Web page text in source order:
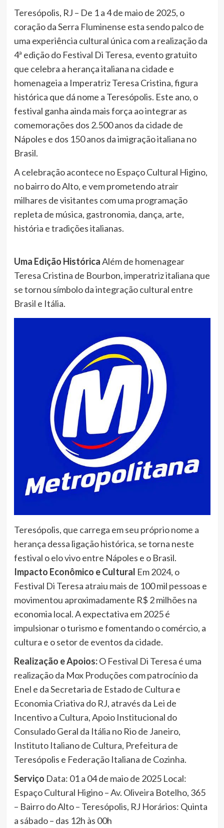
Teresópolis, RJ – De 1 a 4 de maio de 2025, o
coração da Serra Fluminense esta sendo palco de
uma experiência cultural única com a realização da
4ª edição do Festival Di Teresa, evento gratuito
que celebra a herança italiana na cidade e
homenageia a Imperatriz Teresa Cristina, figura
histórica que dá nome a Teresópolis. Este ano, o
festival ganha ainda mais força ao integrar as
comemorações dos 2.500 anos da cidade de
Nápoles e dos 150 anos da imigração italiana no
Brasil.
A celebração acontece no Espaço Cultural Higino,
no bairro do Alto, e vem prometendo atrair
milhares de visitantes com uma programação
repleta de música, gastronomia, dança, arte,
história e tradições italianas.
Uma Edição HistóricaAlém de homenagear
Teresa Cristina de Bourbon, imperatriz italiana que
se tornou símbolo da integração cultural entre
Brasil e Itália.
Teresópolis, que carrega em seu próprio nome a
herança dessa ligação histórica, se torna neste
festival o elo vivo entre Nápoles e o Brasil.
Impacto Econômico e Cultural Em 2024, o
Festival Di Teresa atraiu mais de 100 mil pessoas e
movimentou aproximadamente R$ 2 milhões na
economia local. A expectativa em 2025 é
impulsionar o turismo e fomentando o comércio, a
cultura e o setor de eventos da cidade.
Realização e Apoios:O Festival Di Teresa é uma
realização da Mox Produções com patrocínio da
Enel e da Secretaria de Estado de Cultura e
Economia Criativa do RJ, através da Lei de
Incentivo a Cultura, Apoio Institucional do
Consulado Geral da Itália no Rio de Janeiro,
Instituto Italiano de Cultura, Prefeitura de
Teresópolis e Federação Italiana de Cozinha.
Serviço Data: 01 a 04 de maio de 2025 Local:
Espaço Cultural Higino – Av. Oliveira Botelho, 365
– Bairro do Alto – Teresópolis, RJ Horários: Quinta
a sábado – das 12h às 00h